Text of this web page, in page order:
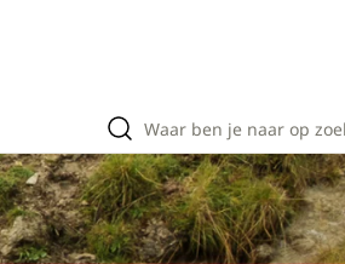
Waar ben je naar op